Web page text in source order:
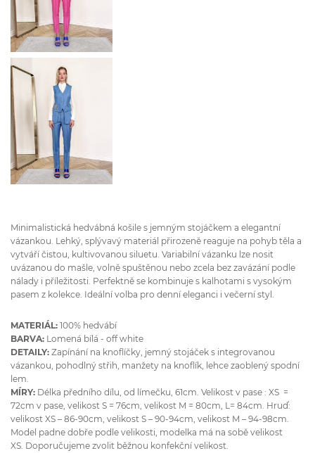
Minimalistická hedvábná košile s jemným stojáčkem a elegantní
vázankou. Lehký, splývavý materiál přirozeně reaguje na pohyb těla a
vytváří čistou, kultivovanou siluetu. Variabilní vázanku lze nosit
uvázanou do mašle, volně spuštěnou nebo zcela bez zavázání podle
nálady i příležitosti. Perfektně se kombinuje s kalhotami s vysokým
pasem z kolekce. Ideální volba pro denní eleganci i večerní styl.
MATERIÁL: 100% hedvábí
BARVA: Lomená bílá - off white
DETAILY: Zapínání na knoflíčky, jemný stojáček s integrovanou
vázankou, pohodlný střih, manžety na knoflík, lehce zaoblený spodní
lem.
MÍRY: Délka předního dílu, od límečku, 61cm. Velikost v pase : XS =
72cm v pase, velikost S = 76cm, velikost M = 80cm, L= 84cm. Hruď:
velikost XS – 86-90cm, velikost S – 90-94cm, velikost M – 94-98cm.
Model padne dobře podle velikosti, modelka má na sobě velikost
XS. Doporučujeme zvolit běžnou konfekční velikost.